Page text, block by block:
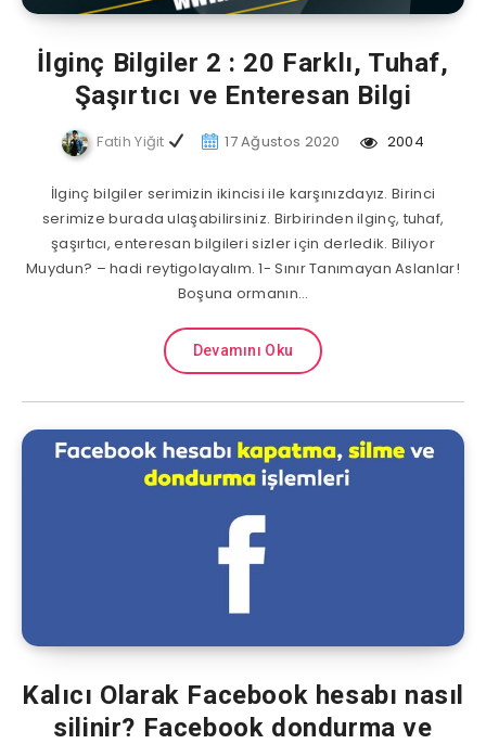
İlginç Bilgiler 2 : 20 Farklı, Tuhaf,
Şaşırtıcı ve Enteresan Bilgi
Fatih Yiğit 17 Ağustos 2020 2004
İlginç bilgiler serimizin ikincisi ile karşınızdayız. Birinci
serimize burada ulaşabilirsiniz. Birbirinden ilginç, tuhaf,
şaşırtıcı, enteresan bilgileri sizler için derledik. Biliyor
Muydun? – hadi reytigolayalım. 1- Sınır Tanımayan Aslanlar!
Boşuna ormanın…
Devamını Oku
Kalıcı Olarak Facebook hesabı nasıl
silinir? Facebook dondurma ve